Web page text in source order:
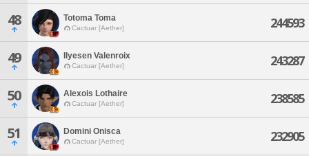
48 Totoma Toma
Cactuar [Aether] 244593
49 Ilyesen Valenroix
Cactuar [Aether] 243287
50 Alexois Lothaire
Cactuar [Aether] 238585
51 Domini Onisca
Cactuar [Aether] 232905